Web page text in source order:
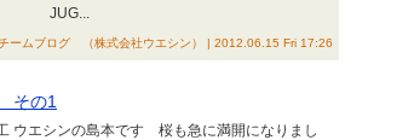
。 JUG...
ームブログ （株式会社ウエシン） | 2012.06.15 Fri 17:26
その1
ウエシンの島本です 桜も急に満開になりまし